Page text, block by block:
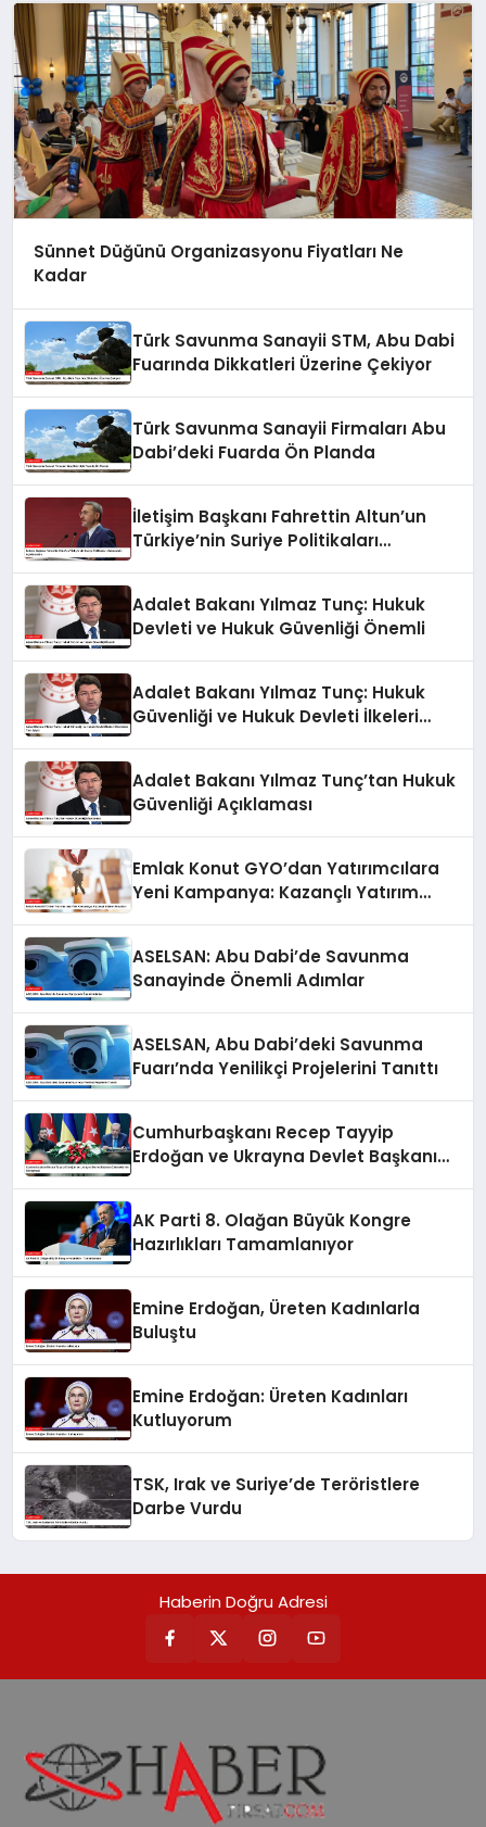
Sünnet Düğünü Organizasyonu Fiyatları Ne
Kadar
Türk Savunma Sanayii STM, Abu Dabi
Fuarında Dikkatleri Üzerine Çekiyor
Türk Savunma Sanayii Firmaları Abu
Dabi’deki Fuarda Ön Planda
İletişim Başkanı Fahrettin Altun’un
Türkiye’nin Suriye Politikaları
Adalet Bakanı Yılmaz Tunç: Hukuk
Devleti ve Hukuk Güvenliği Önemli
Adalet Bakanı Yılmaz Tunç: Hukuk
Güvenliği ve Hukuk Devleti İlkeleri
Adalet Bakanı Yılmaz Tunç’tan Hukuk
Güvenliği Açıklaması
Emlak Konut GYO’dan Yatırımcılara
Yeni Kampanya: Kazançlı Yatırım
ASELSAN: Abu Dabi’de Savunma
Sanayinde Önemli Adımlar
ASELSAN, Abu Dabi’deki Savunma
Fuarı’nda Yenilikçi Projelerini Tanıttı
Cumhurbaşkanı Recep Tayyip
Erdoğan ve Ukrayna Devlet Başkanı
AK Parti 8. Olağan Büyük Kongre
Hazırlıkları Tamamlanıyor
Emine Erdoğan, Üreten Kadınlarla
Buluştu
Emine Erdoğan: Üreten Kadınları
Kutluyorum
TSK, Irak ve Suriye’de Teröristlere
Darbe Vurdu
Haberin Doğru Adresi